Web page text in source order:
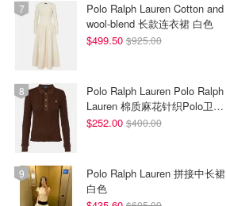
Polo Ralph Lauren Cotton and
wool-blend 长款连衣裙 白色
$499.50 $925.00
Polo Ralph Lauren Polo Ralph
Lauren 棉质麻花针织Polo卫衣
棕色
$252.00 $400.00
Polo Ralph Lauren 拼接中长裙
白色